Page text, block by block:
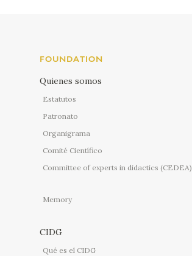
FOUNDATION
Quienes somos
Estatutos
Patronato
Organigrama
Comité Científico
Committee of experts in didactics (CEDEA)
Memory
CIDG
Qué es el CIDG